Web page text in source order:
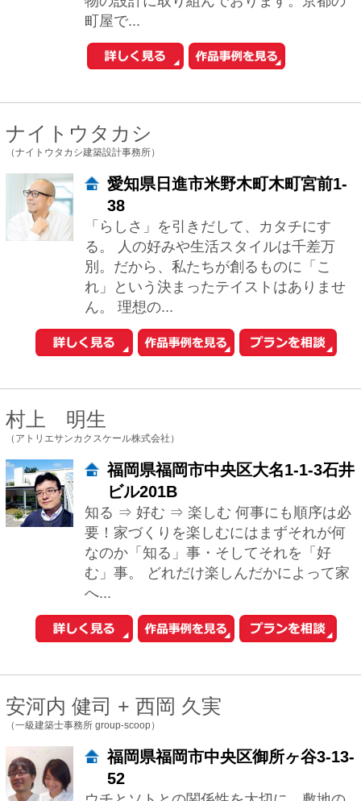
る、飽き...
おウチの耐震診断が自分でできる
iPhoneアプリ「耐震コロコロ。」
をリリースしました！
住まいの関連サイトへ
工務店とリフォーム
土地を探す
中古マンションを探す
中古一戸建てを探す
新築マンションを探す
新築一戸建てを探す
住まいの売却・査定依頼
賃貸マンション・
アパートを探す
このサイトの使い方
会社概要